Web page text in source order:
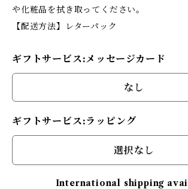
や化粧品を拭き取ってください。
【配送方法】レターパック
ギフトサービス:メッセージカード
なし
ギフトサービス:ラッピング
選択なし
International shipping